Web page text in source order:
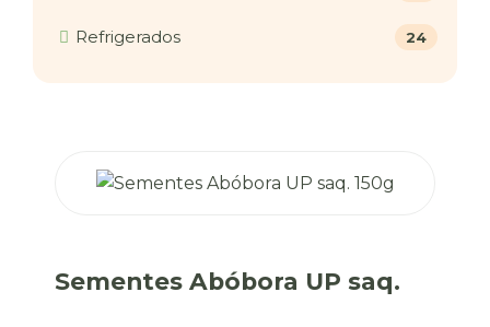
Refrigerados 24
Sementes Abóbora UP saq.